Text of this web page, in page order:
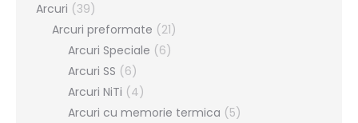
Arcuri (39)
Arcuri preformate (21)
Arcuri Speciale (6)
Arcuri SS (6)
Arcuri NiTi (4)
Arcuri cu memorie termica (5)